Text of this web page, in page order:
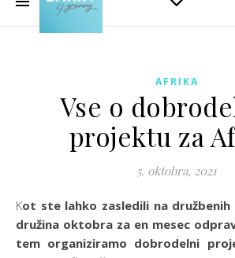
AFRIKA
Vse o
projektu za
5. oktobra, 2021
Kot ste lahko zasledili na družbenih omrežjih, se naša
družina oktobra za en mesec
tem organiziramo dobrodelni